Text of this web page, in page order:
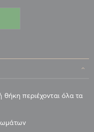
περιέχονται όλα τα